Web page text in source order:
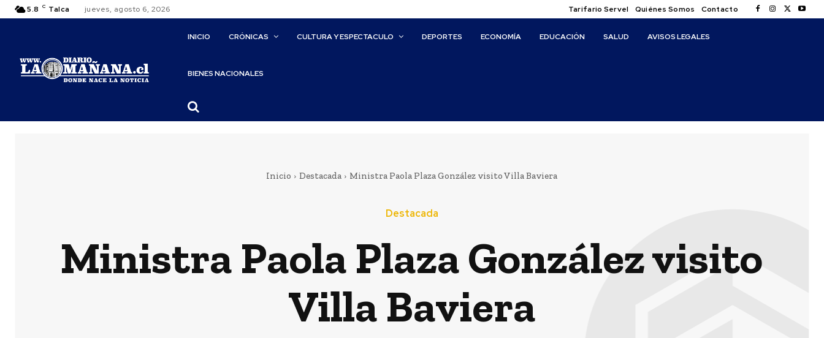
5.8 C Talca jueves, agosto 6, 2026 Tarifario Servel Quiénes Somos Contacto
INICIO CRÓNICAS CULTURA Y ESPECTACULO DEPORTES ECONOMÍA EDUCACIÓN SALUD AVISOS LEGALES
BIENES NACIONALES
Inicio Destacada Ministra Paola Plaza González visito Villa Baviera
Destacada
Ministra Paola Plaza González visito
Villa Baviera